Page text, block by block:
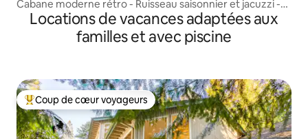
Cabane moderne rétro - Ruisseau saisonnier et jacuzzi -
Chiens 👍
Locations de vacances adaptées aux
familles et avec piscine
Coups de cœur voyageurs les plus appréciés
Coup de cœur voyageurs